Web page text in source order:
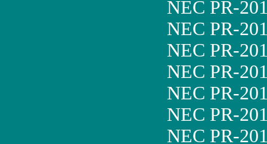
NEC PR-
NEC PR-
NEC PR-
NEC PR-
NEC PR-
NEC PR-
NEC PR-